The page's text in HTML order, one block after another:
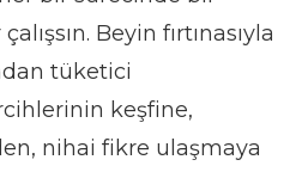
Beyin fırtınasıyla
tüketici
keşfine,
nihai fikre ulaşmaya